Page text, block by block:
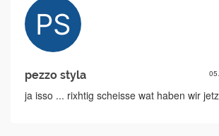
pezzo styla
ja isso ... rixhtig scheisse wat haben wir